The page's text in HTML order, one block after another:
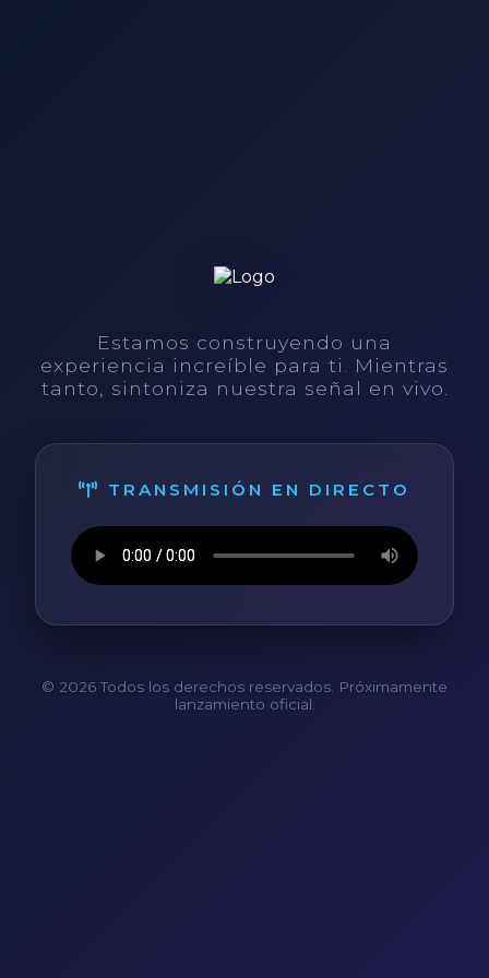
Estamos construyendo una
experiencia increíble para ti. Mientras
tanto, sintoniza nuestra señal en vivo.
TRANSMISIÓN EN DIRECTO
© 2026 Todos los derechos reservados. Próximamente
lanzamiento oficial.